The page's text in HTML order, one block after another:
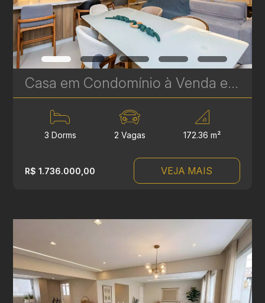
Casa em Condomínio à Venda em Santa Felicidade – 3 Quartos | 172 m² | Próximo ao Parque Barigui | Ref 432
3 Dorms 2 Vagas 172.36 m²
R$ 1.736.000,00 VEJA MAIS